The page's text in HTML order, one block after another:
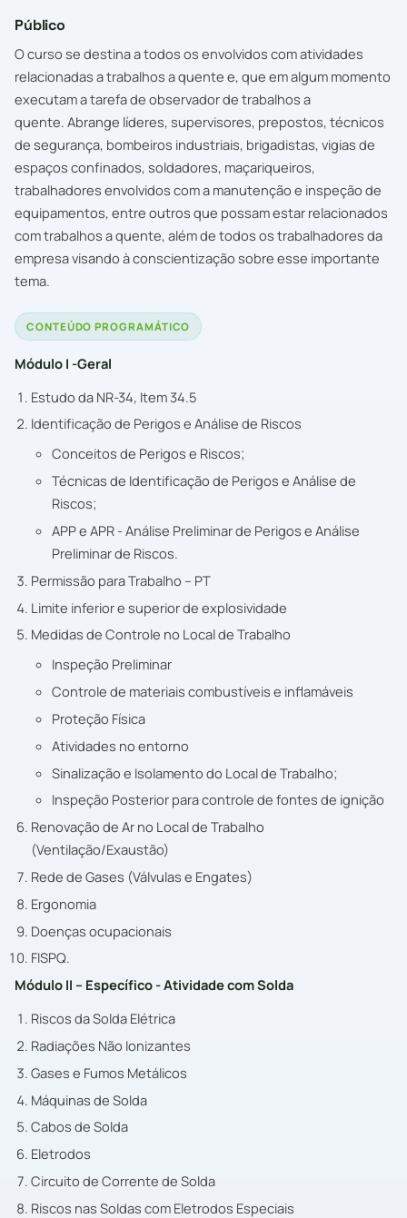
Público
O curso se destina a todos os envolvidos com atividades
relacionadas a trabalhos a quente e, que em algum momento
executam a tarefa de observador de trabalhos a
quente. Abrange líderes, supervisores, prepostos, técnicos
de segurança, bombeiros industriais, brigadistas, vigias de
espaços confinados, soldadores, maçariqueiros,
trabalhadores envolvidos com a manutenção e inspeção de
equipamentos, entre outros que possam estar relacionados
com trabalhos a quente, além de todos os trabalhadores da
empresa visando à conscientização sobre esse importante
tema.
CONTEÚDO PROGRAMÁTICO
Módulo I -Geral
Estudo da NR-34, Item 34.5
Identificação de Perigos e Análise de Riscos
Conceitos de Perigos e Riscos;
Técnicas de Identificação de Perigos e Análise de
Riscos;
APP e APR - Análise Preliminar de Perigos e Análise
Preliminar de Riscos.
Permissão para Trabalho – PT
Limite inferior e superior de explosividade
Medidas de Controle no Local de Trabalho
Inspeção Preliminar
Controle de materiais combustíveis e inflamáveis
Proteção Física
Atividades no entorno
Sinalização e Isolamento do Local de Trabalho;
Inspeção Posterior para controle de fontes de ignição
Renovação de Ar no Local de Trabalho
(Ventilação/Exaustão)
Rede de Gases (Válvulas e Engates)
Ergonomia
Doenças ocupacionais
FISPQ.
Módulo II – Específico - Atividade com Solda
Riscos da Solda Elétrica
Radiações Não Ionizantes
Gases e Fumos Metálicos
Máquinas de Solda
Cabos de Solda
Eletrodos
Circuito de Corrente de Solda
Riscos nas Soldas com Eletrodos Especiais